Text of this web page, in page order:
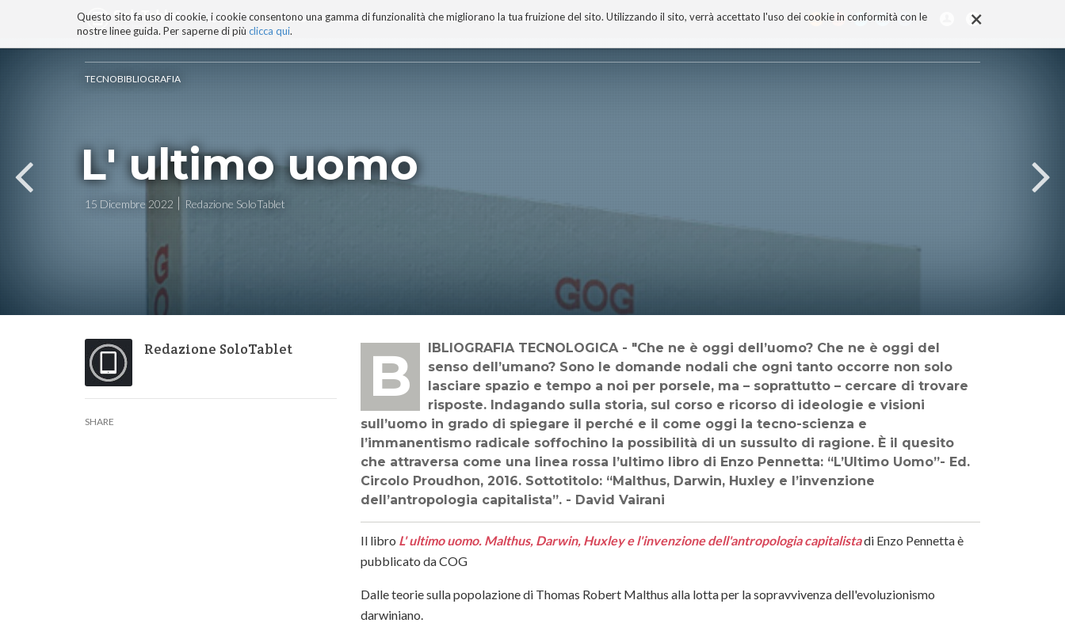
×
Questo sito fa uso di cookie, i cookie consentono una gamma di funzionalità che migliorano la tua fruizione del sito. Utilizzando il sito, verrà accettato l'uso dei cookie in conformità con le
nostre linee guida. Per saperne di più clicca qui.
BLOG TECNOCONSAPEVOLEZZA TECNOBIBLIOGRAFIA I MIEI LIBRI PROGETTO
ai
contenuti.
|
Salta
alla
navigazione
TECNOBIBLIOGRAFIA
L' ultimo uomo
15 Dicembre 2022 Redazione SoloTablet
Redazione SoloTablet
SHARE
BIBLIOGRAFIA TECNOLOGICA - "Che ne è oggi dell’uomo? Che ne è oggi del
senso dell’umano? Sono le domande nodali che ogni tanto occorre non solo
lasciare spazio e tempo a noi per porsele, ma – soprattutto – cercare di trovare
risposte. Indagando sulla storia, sul corso e ricorso di ideologie e visioni
sull’uomo in grado di spiegare il perché e il come oggi la tecno-scienza e
l’immanentismo radicale soffochino la possibilità di un sussulto di ragione. È il quesito
che attraversa come una linea rossa l’ultimo libro di Enzo Pennetta: “L’Ultimo Uomo”- Ed.
Circolo Proudhon, 2016. Sottotitolo: “Malthus, Darwin, Huxley e l’invenzione
dell’antropologia capitalista”. - David Vairani
Il libro L' ultimo uomo. Malthus, Darwin, Huxley e l'invenzione dell'antropologia capitalistadi Enzo Pennetta è
pubblicato da COG
Dalle teorie sulla popolazione di Thomas Robert Malthus alla lotta per la sopravvivenza dell'evoluzionismo
darwiniano.